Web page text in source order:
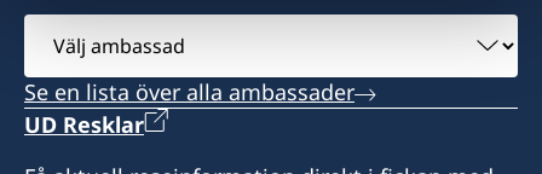
Välj
ambassad
Se en lista över alla ambassader
UD Resklar